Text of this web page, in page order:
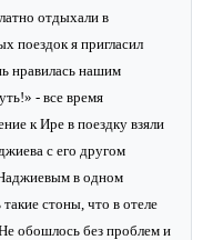
отдыхали в
поездок я пригласил
нравилась нашим
- все время
к Ире в поездку взяли
с его другом
в одном
стоны, что в отеле
обошлось без проблем и